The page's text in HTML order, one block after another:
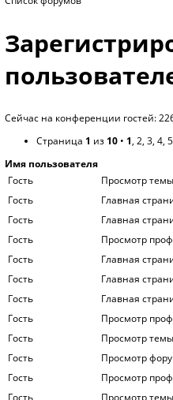
Сейчас на конференции гостей:
Страница 1 из 10 • 1, 2, 3, 4, 5
Имя пользователя
Гость
Просмотр
Гость
Главная
Гость
Главная
Гость
Просмотр
Гость
Главная
Гость
Главная
Гость
Главная
Гость
Просмотр
Гость
Просмотр
Гость
Просмотр
Гость
Просмотр
Гость
Просмотр